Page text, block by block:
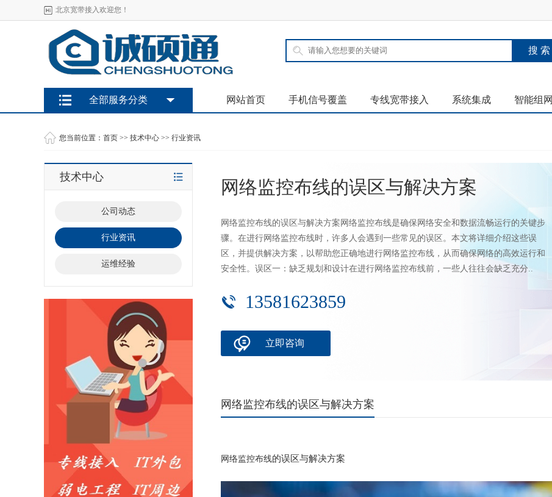
北京宽带接入欢迎您！
网站首页 手机信号覆盖 专线宽带接入 系统集成 智能组网
全部服务分类
您当前位置： 首页 >> 技术中心 >> 行业资讯
技术中心
公司动态
行业资讯
运维经验
网络监控布线的误区与解决方案
网络监控布线的误区与解决方案网络监控布线是确保网络安全和数据流畅运行的关键步
骤。在进行网络监控布线时，许多人会遇到一些常见的误区。本文将详细介绍这些误
区，并提供解决方案，以帮助您正确地进行网络监控布线，从而确保网络的高效运行和
安全性。误区一：缺乏规划和设计在进行网络监控布线前，一些人往往会缺乏充分..
13581623859
立即咨询
网络监控布线的误区与解决方案
网络监控布线的误区与解决方案